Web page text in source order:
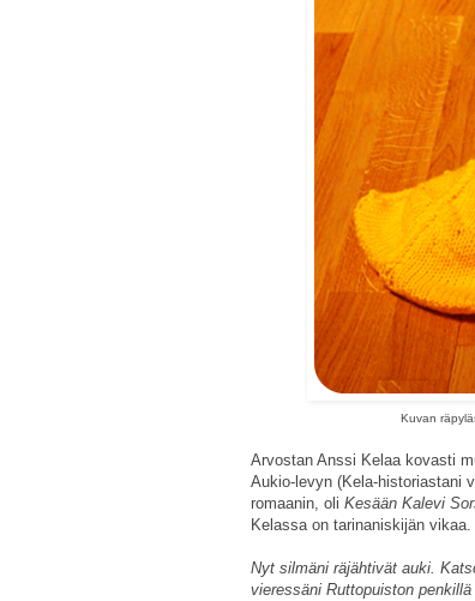
Kuvan
Arvostan Anssi Kelaa kovasti
Aukio-levyn (Kela-historiastani
romaanin, oli Kesään Kalevi
Kelassa on tarinaniskijän vikaa.
Nyt silmäni räjähtivät auki.
vieressäni Ruttopuiston